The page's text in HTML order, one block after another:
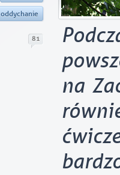
na
oddychanie
81